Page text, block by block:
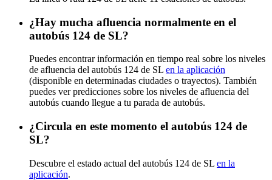
¿Hay mucha afluencia normalmente en el
autobús 124 de SL?
Puedes encontrar información en tiempo real sobre los niveles
de afluencia del autobús 124 de SL en la aplicación
(disponible en determinadas ciudades o trayectos). También
puedes ver predicciones sobre los niveles de afluencia del
autobús cuando llegue a tu parada de autobús.
¿Circula en este momento el autobús 124 de
SL?
Descubre el estado actual del autobús 124 de SL en la
aplicación.